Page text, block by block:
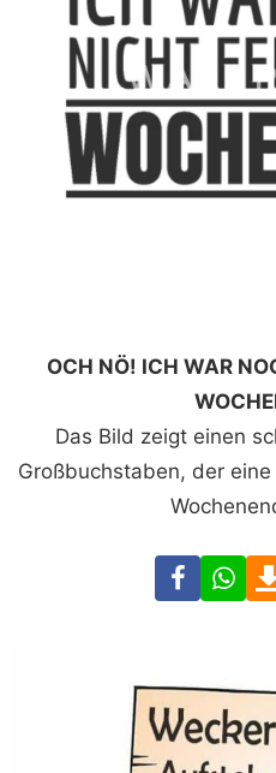
OCH NÖ! ICH WAR
Das Bild zeigt einen
Großbuchstaben, der